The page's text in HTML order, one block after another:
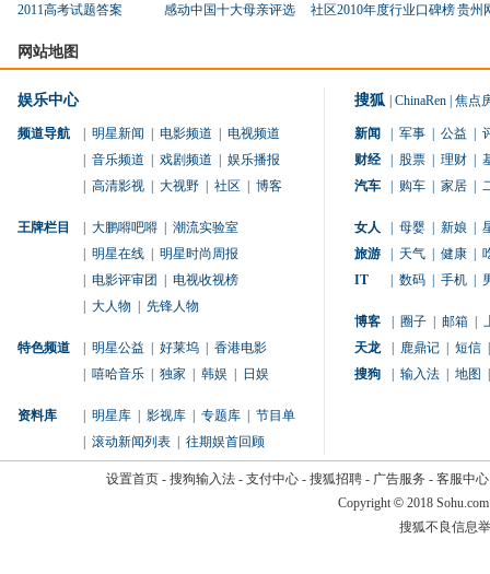
2011高考试题答案
感动中国十大母亲评选 社区2010年度行业口碑榜贵州
网站地图
娱乐中心
频道导航 明星新闻 电影频道
电视频道
音乐频道 戏剧频道
娱乐播报
高清影视 大视野 社区 博客
王牌栏目 大鹏嘚吧嘚
潮流实验室
明星在线
明星时尚周报
电影评审团
电视收视榜
大人物 先锋人物
特色频道 明星公益 好莱坞
香港电影
嘻哈音乐 独家 韩娱 日娱
资料库 明星库 影视库 专题库
节目单
滚动新闻列表 往期娱首回顾
搜狐 ChinaRen 焦点
新闻 军事 公益
财经
股票 理财
汽车
购车 家居
女人 母婴 新娘
旅游
天气 健康
IT
数码 手机
博客 圈子 邮箱
天龙
鹿鼎记 短信
搜狗
输入法 地图
设置首页- 搜狗输入法- 支付中心- 搜狐招聘- 广告服务 - 客服中心
Copyright © 2018
搜狐不良信息